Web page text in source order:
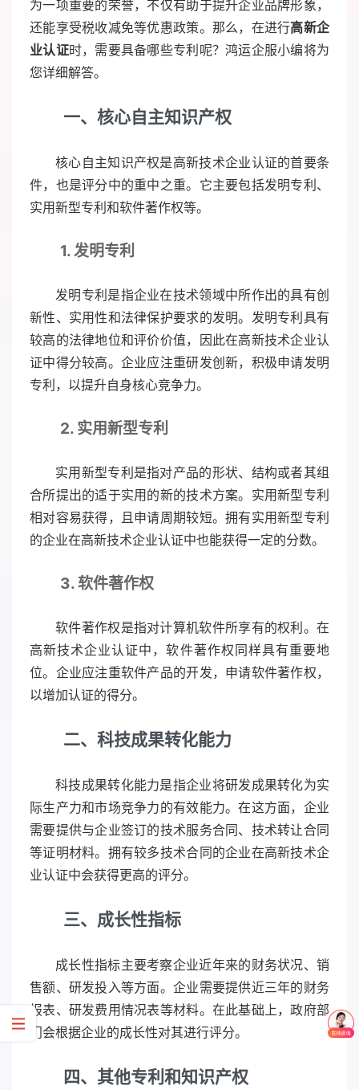
为一项重要的荣誉，不仅有助于提升企业品牌形象，
还能享受税收减免等优惠政策。那么，在进行高新企
业认证时，需要具备哪些专利呢？鸿运企服小编将为
您详细解答。
一、核心自主知识产权
核心自主知识产权是高新技术企业认证的首要条
件，也是评分中的重中之重。它主要包括发明专利、
实用新型专利和软件著作权等。
1. 发明专利
发明专利是指企业在技术领域中所作出的具有创
新性、实用性和法律保护要求的发明。发明专利具有
较高的法律地位和评价价值，因此在高新技术企业认
证中得分较高。企业应注重研发创新，积极申请发明
专利，以提升自身核心竞争力。
2. 实用新型专利
实用新型专利是指对产品的形状、结构或者其组
合所提出的适于实用的新的技术方案。实用新型专利
相对容易获得，且申请周期较短。拥有实用新型专利
的企业在高新技术企业认证中也能获得一定的分数。
3. 软件著作权
软件著作权是指对计算机软件所享有的权利。在
高新技术企业认证中，软件著作权同样具有重要地
位。企业应注重软件产品的开发，申请软件著作权，
以增加认证的得分。
二、科技成果转化能力
科技成果转化能力是指企业将研发成果转化为实
际生产力和市场竞争力的有效能力。在这方面，企业
需要提供与企业签订的技术服务合同、技术转让合同
等证明材料。拥有较多技术合同的企业在高新技术企
业认证中会获得更高的评分。
三、成长性指标
成长性指标主要考察企业近年来的财务状况、销
售额、研发投入等方面。企业需要提供近三年的财务
报表、研发费用情况表等材料。在此基础上，政府部
门会根据企业的成长性对其进行评分。
四、其他专利和知识产权